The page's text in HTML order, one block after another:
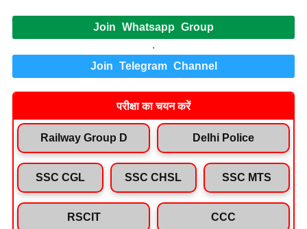
Join Whatsapp Group
.
Join Telegram Channel
परीक्षा का चयन करें
Railway Group D Delhi Police
SSC CGL SSC CHSL SSC MTS
RSCIT CCC